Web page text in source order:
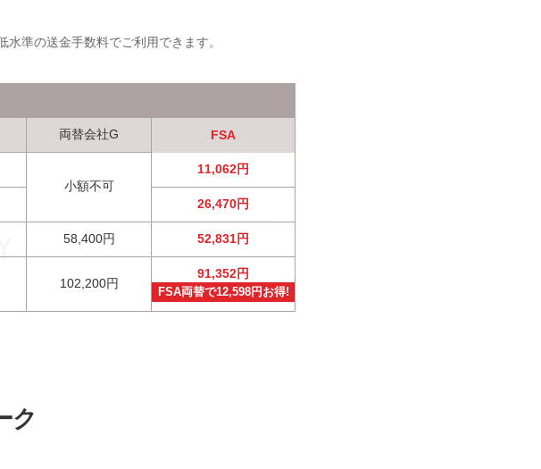
準の送金手数料でご利用できます。
両替会社G FSA
小額不可
11,062円
26,470円
58,400円 52,831円
102,200円
91,352円
FSA両替で12,598円お得!
ク